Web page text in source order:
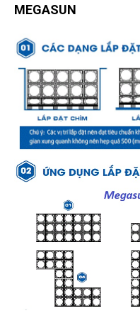
MEGASUN